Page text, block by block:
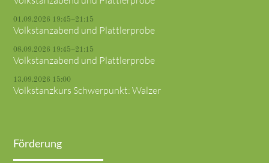
01.09.2026 19:45–21:15
Volkstanzabend und Plattlerprobe
08.09.2026 19:45–21:15
Volkstanzabend und Plattlerprobe
13.09.2026 15:00
Volkstanzkurs Schwerpunkt: Walzer
Förderung